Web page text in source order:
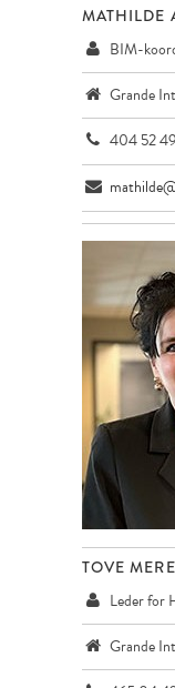
MATHILDE
BIM-
Grande
404 52
TOVE
Leder for
Grande